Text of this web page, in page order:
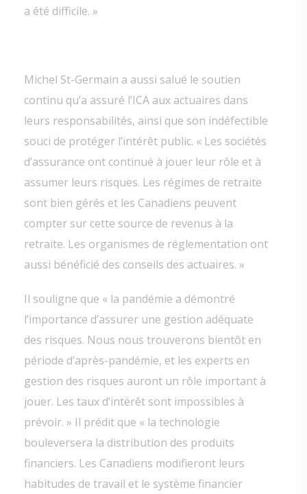
a été difficile. »
Michel St-Germain a aussi salué le soutien
continu qu’a assuré l’ICA aux actuaires dans
leurs responsabilités, ainsi que son indéfectible
souci de protéger l’intérêt public. « Les sociétés
d’assurance ont continué à jouer leur rôle et à
assumer leurs risques. Les régimes de retraite
sont bien gérés et les Canadiens peuvent
compter sur cette source de revenus à la
retraite. Les organismes de réglementation ont
aussi bénéficié des conseils des actuaires. »
Il souligne que « la pandémie a démontré
l’importance d’assurer une gestion adéquate
des risques. Nous nous trouverons bientôt en
période d’après-pandémie, et les experts en
gestion des risques auront un rôle important à
jouer. Les taux d’intérêt sont impossibles à
prévoir. » Il prédit que « la technologie
bouleversera la distribution des produits
financiers. Les Canadiens modifieront leurs
habitudes de travail et le système financier